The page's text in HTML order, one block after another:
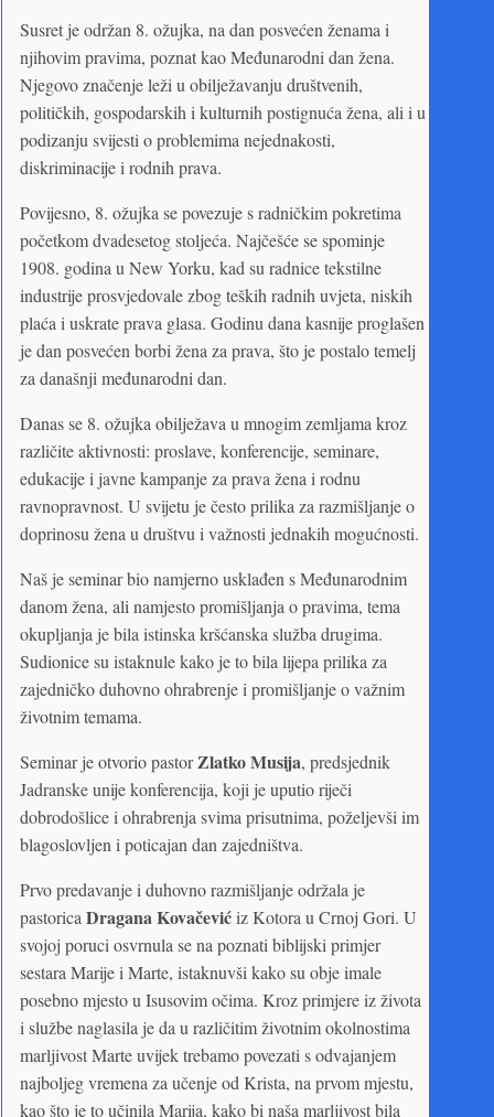
Susret je održan 8. ožujka, na dan posvećen ženama i
njihovim pravima, poznat kao Međunarodni dan žena.
Njegovo značenje leži u obilježavanju društvenih,
političkih, gospodarskih i kulturnih postignuća žena, ali i u
podizanju svijesti o problemima nejednakosti,
diskriminacije i rodnih prava.
Povijesno, 8. ožujka se povezuje s radničkim pokretima
početkom dvadesetog stoljeća. Najčešće se spominje
1908. godina u New Yorku, kad su radnice tekstilne
industrije prosvjedovale zbog teških radnih uvjeta, niskih
plaća i uskrate prava glasa. Godinu dana kasnije proglašen
je dan posvećen borbi žena za prava, što je postalo temelj
za današnji međunarodni dan.
Danas se 8. ožujka obilježava u mnogim zemljama kroz
različite aktivnosti: proslave, konferencije, seminare,
edukacije i javne kampanje za prava žena i rodnu
ravnopravnost. U svijetu je često prilika za razmišljanje o
doprinosu žena u društvu i važnosti jednakih mogućnosti.
Naš je seminar bio namjerno usklađen s Međunarodnim
danom žena, ali namjesto promišljanja o pravima, tema
okupljanja je bila istinska kršćanska služba drugima.
Sudionice su istaknule kako je to bila lijepa prilika za
zajedničko duhovno ohrabrenje i promišljanje o važnim
životnim temama.
Seminar je otvorio pastorZlatko Musija, predsjednik
Jadranske unije konferencija, koji je uputio riječi
dobrodošlice i ohrabrenja svima prisutnima, poželjevši im
blagoslovljen i poticajan dan zajedništva.
Prvo predavanje i duhovno razmišljanje održala je
pastoricaDragana Kovačevićiz Kotora u Crnoj Gori. U
svojoj poruci osvrnula se na poznati biblijski primjer
sestara Marije i Marte, istaknuvši kako su obje imale
posebno mjesto u Isusovim očima. Kroz primjere iz života
i službe naglasila je da u različitim životnim okolnostima
marljivost Marte uvijek trebamo povezati s odvajanjem
najboljeg vremena za učenje od Krista, na prvom mjestu,
kao što je to učinila Marija, kako bi naša marljivost bila